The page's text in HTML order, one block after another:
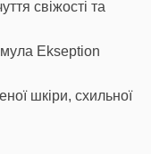
свіжості та
Ekseption
шкіри, схильної